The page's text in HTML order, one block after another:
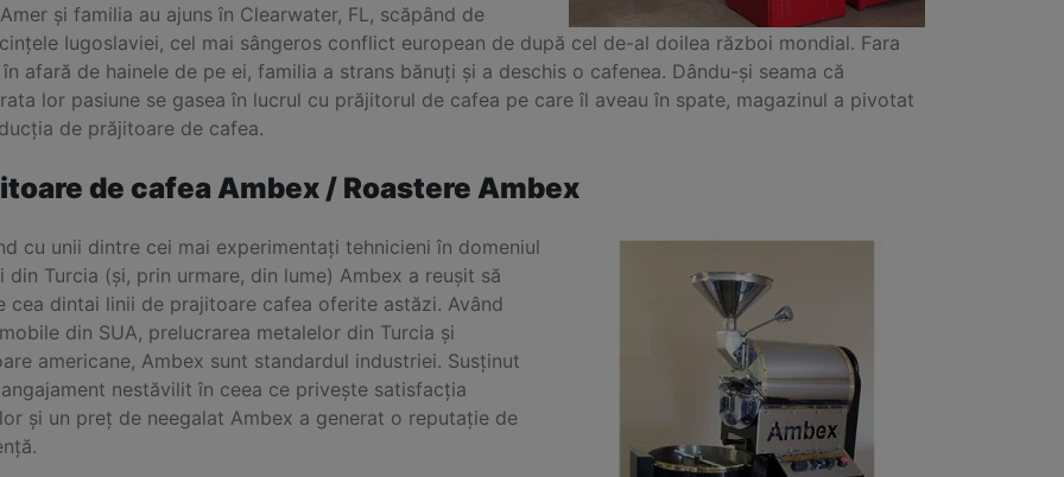
și familia au ajuns în Clearwater, FL, scăpând de
Iugoslaviei, cel mai sângeros conflict european de după cel de-al doilea război mondial. Fara
afară de hainele de pe ei, familia a strans bănuți și a deschis o cafenea. Dându-și seama că
lor pasiune se gasea în lucrul cu prăjitorul de cafea pe care îl aveau în spate, magazinul a pivotat
de prăjitoare de cafea.
de cafea Ambex / Roastere Ambex
cu unii dintre cei mai experimentați tehnicieni în domeniul
din Turcia (și, prin urmare, din lume) Ambex a reușit să
cea dintai linii de prajitoare cafea oferite astăzi. Având
din SUA, prelucrarea metalelor din Turcia și
americane, Ambex sunt standardul industriei. Susținut
nestăvilit în ceea ce privește satisfacția
și un preț de neegalat Ambex a generat o reputație de